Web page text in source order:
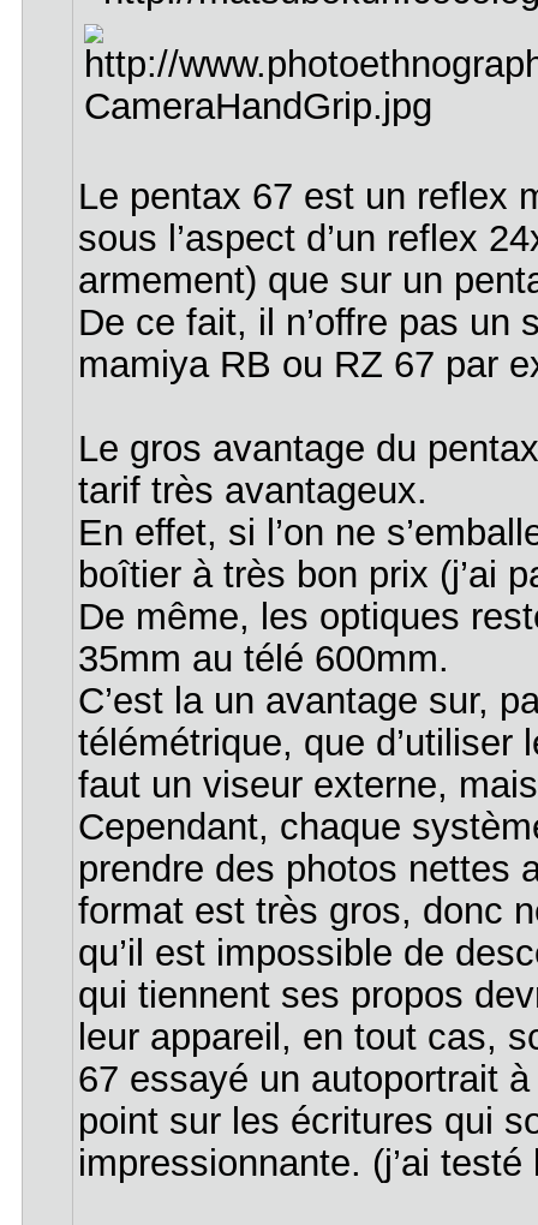
Le pentax 67 est un reflex
sous l’aspect d’un reflex
armement) que sur un
De ce fait, il n’offre pas un
mamiya RB ou RZ 67 par
Le gros avantage du
tarif très avantageux.
En effet, si l’on ne
boîtier à très bon prix (j’ai
De même, les optiques
35mm au télé 600mm.
C’est la un avantage sur,
télémétrique, que
faut un viseur externe,
Cependant, chaque
prendre des photos nettes
format est très gros, donc
qu’il est impossible de
qui tiennent ses propos
leur appareil, en tout cas,
67 essayé un autoportrait
point sur les écritures qui
impressionnante. (j’ai